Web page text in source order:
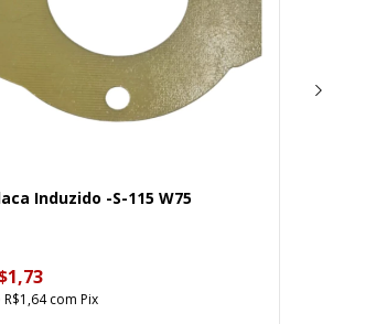
Induzido -S-115 W75
R$1,64com Pix